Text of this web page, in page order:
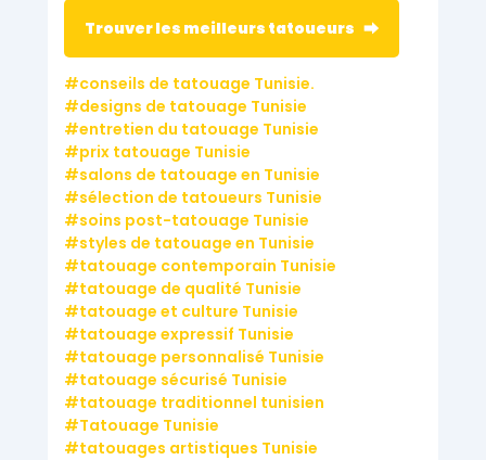
Trouver les meilleurs tatoueurs ⮕
conseils de tatouage Tunisie.
designs de tatouage Tunisie
entretien du tatouage Tunisie
prix tatouage Tunisie
salons de tatouage en Tunisie
sélection de tatoueurs Tunisie
soins post-tatouage Tunisie
styles de tatouage en Tunisie
tatouage contemporain Tunisie
tatouage de qualité Tunisie
tatouage et culture Tunisie
tatouage expressif Tunisie
tatouage personnalisé Tunisie
tatouage sécurisé Tunisie
tatouage traditionnel tunisien
Tatouage Tunisie
tatouages artistiques Tunisie